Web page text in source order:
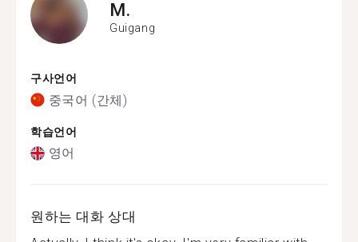
M.
Guigang
구사언어
중국어 (간체)
학습언어
영어
원하는 대화 상대